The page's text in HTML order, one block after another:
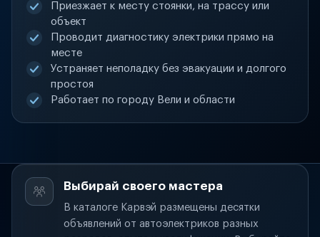
Приезжает к месту стоянки, на трассу или
объект
Проводит диагностику электрики прямо на
месте
Устраняет неполадку без эвакуации и долгого
простоя
Работает по городу Вели и области
Выбирай своего мастера
В каталоге Карвэй размещены десятки
объявлений от автоэлектриков разных